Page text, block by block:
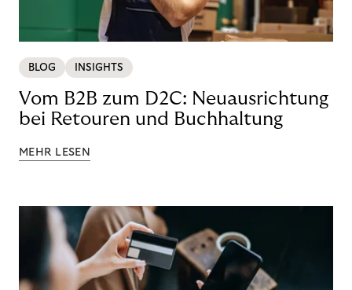
BLOG INSIGHTS
Vom B2B zum D2C: Neuausrichtung
bei Retouren und Buchhaltung
MEHR LESEN